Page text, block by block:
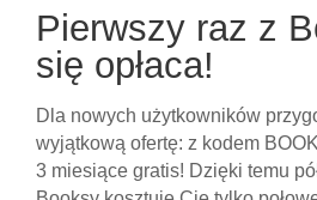
Pierwszy raz z
się opłaca!
Dla nowych użytkowników
wyjątkową ofertę: z kodem
3 miesiące gratis! Dzięki temu